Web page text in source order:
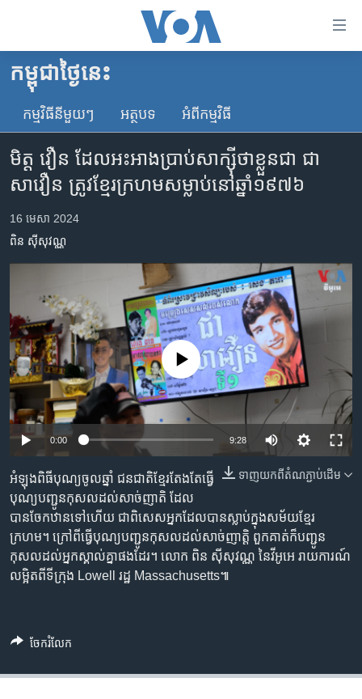
គេហទំព័រ​
ទាក់ទង
និង​
ចូល​
ទំព័រ​
ម្តង
រំលង​
ទៅ​
ទំព័រ​
រចនា
សម្ព័ន្ធ​
រំលង​
និង​
ចូល​
កាន់​
ទំព័រ​
ស្វែង​
រក
កម្ពុជា
អន្តរជាតិ
ចិន
វិទ្យុ / ផតខាសថ៍
កម្មវិធីទាំងអស់
Khmer English
បណ្តាញ​សង្គម
ភាសា
កម្ពុជាថ្ងៃនេះ
កម្មវិធី​នីមួយៗ អត្ថបទ​ អំពី​កម្មវិធី​
មិត្ត វឿន ដែល​អះអាង​ប្រាប់​សាក្ស៊ី​ថា​ខ្លួន​ជា ជា
សាវឿន ត្រូវ​ខ្មែរក្រហម​សម្លាប់​នៅ​ឆ្នាំ​១៩៧៦
16 មេសា 2024
ពិន ស៊ីសុវណ្ណ
No media source currently available
0:00 9:28
ទាញ​យក​ពី​តំណភ្ជាប់​ដើម
អំឡុងពិធីបុណ្យចូលឆ្នាំ ជនជាតិខ្មែរតែងតែធ្វើ
បុណ្យបញ្ជូនកុសលដល់សាច់ញាតិ ដែល
បានចែកឋានទៅហើយ ជាពិសេសអ្នកដែលបានស្លាប់ក្នុងសម័យខ្មែរ
ក្រហម។ ក្រៅពីធ្វើបុណ្យបញ្ជូនកុសលដល់សាច់ញាត្តិ ពួកគាត់ក៏បញ្ជូន
កុសលដល់អ្នកស្គាល់គ្នាផងដែរ។ លោក ពិន ស៊ីសុវណ្ណ នៃវីអូអេ រាយការណ៍
លម្អិតពីទីក្រុង Lowell រដ្ឋ Massachusetts៕
ចែករំលែក